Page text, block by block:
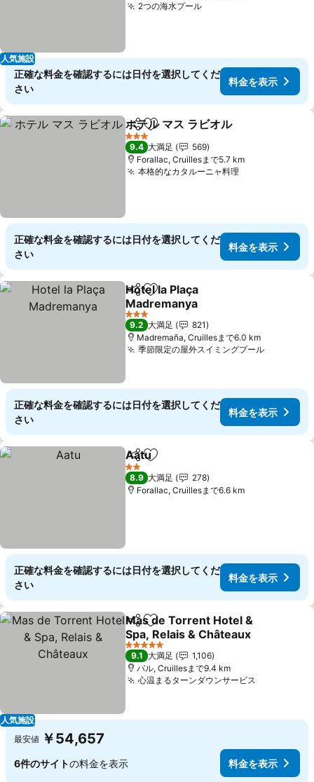
人気施設
2つの海水プール料金を表示
正確な料金を確認するには日付を選択してくだ
さい
料金を表示
シェアお気に入りに追加
ホテル マス ラビオル
3 ホテルのランク
9.4 大満足
569
Forallac, Cruillesまで5.7 km
本格的なカタルーニャ料理料金を表示
正確な料金を確認するには日付を選択してくだ
さい
料金を表示
シェアお気に入りに追加
Hotel la Plaça
Madremanya
料金を表示
3 ホテルのランク
9.2 大満足
821
Madremaña, Cruillesまで6.0 km
季節限定の屋外スイミングプール料金を表
正確な料金を確認するには日付を選択してくだ
さい
料金を表示
シェアお気に入りに追加
Aatu
2 ホテルのランク
8.9 大満足
278
Forallac, Cruillesまで6.6 km
正確な料金を確認するには日付を選択してくだ
さい
料金を表示
人気施設
シェアお気に入りに追加
Mas de Torrent Hotel &
Spa, Relais & Châteaux
料金を表示
5 ホテルのランク
9.1 大満足
1,106
パル, Cruillesまで9.4 km
心温まるターンダウンサービス
最安値 ￥54,657
6件のサイトの料金を表示 料金を表示